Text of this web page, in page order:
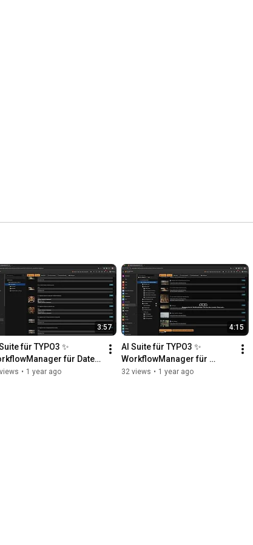
3:57
für TYPO3 ✨
für Datei
• 1 year ago
4:15
AI Suite für TYPO3 ✨
WorkflowManager für
Dateireferenzen
32 views • 1 year ago